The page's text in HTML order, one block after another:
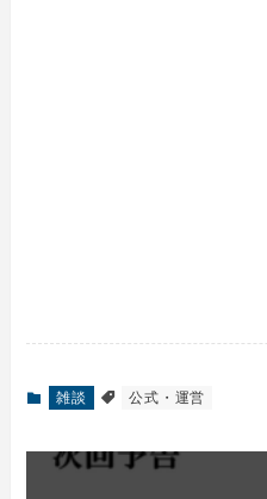
雑談 公式・運営